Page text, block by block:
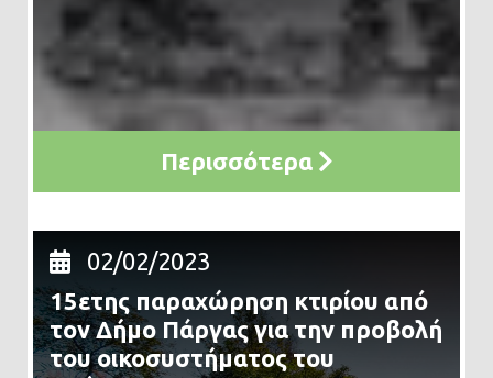
Περισσότερα
02/02/2023
15ετης παραχώρηση κτιρίου από
τον Δήμο Πάργας για την προβολή
του οικοσυστήματος του